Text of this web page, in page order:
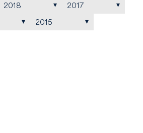
2018
2017
2015